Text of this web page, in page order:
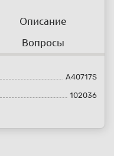
Описание
Вопросы
A40717S
102036